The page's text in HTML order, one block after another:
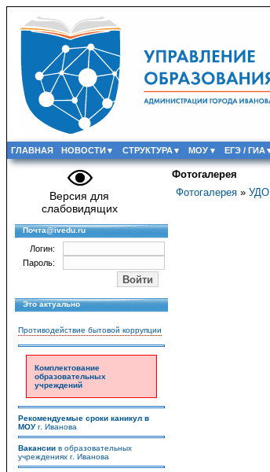
ГЛАВНАЯ НОВОСТИ СТРУКТУРА МОУ ЕГЭ / ГИА
Версия для
слабовидящих
Почта@ivedu.ru
Логин:
Пароль:
Это актуально
Противодействие бытовой коррупции
Комплектование
образовательных
учреждений
Рекомендуемые сроки каникул в
МОУг. Иванова
Вакансии в образовательных
учреждениях г. Иванова
Фотогалерея
Фотогалерея » УДО